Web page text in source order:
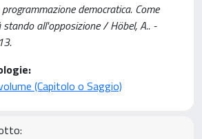
democratica. Come
stando all'opposizione / Höbel, A.. -
(Capitolo o Saggio)